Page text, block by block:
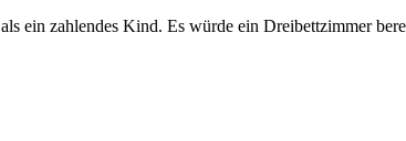
ein zahlendes Kind. Es würde ein Dreibettzimmer